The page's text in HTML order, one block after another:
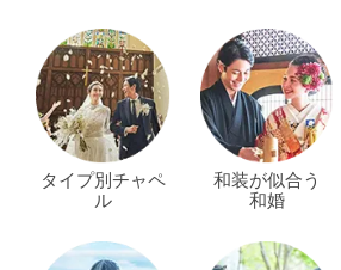
タイプ別チャペ
ル
和装が似合う
和婚